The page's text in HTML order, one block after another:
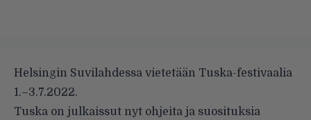
Helsingin Suvilahdessa vietetään Tuska-festivaalia
1.–3.7.2022.
Tuska on julkaissut nyt ohjeita ja suosituksia